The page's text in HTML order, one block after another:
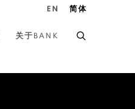
关于BANK
EN 简体